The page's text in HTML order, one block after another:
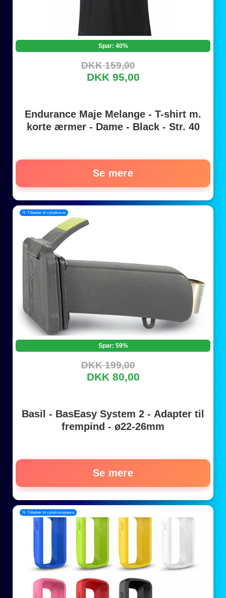
Spar: 40%
DKK 159,00
DKK 95,00
Endurance Maje Melange - T-shirt m.
korte ærmer - Dame - Black - Str. 40
Se mere
📂 Tilbehør til cykelkurve
Spar: 59%
DKK 199,00
DKK 80,00
Basil - BasEasy System 2 - Adapter til
frempind - ø22-26mm
Se mere
📂 Tilbehør til cykelcomputere